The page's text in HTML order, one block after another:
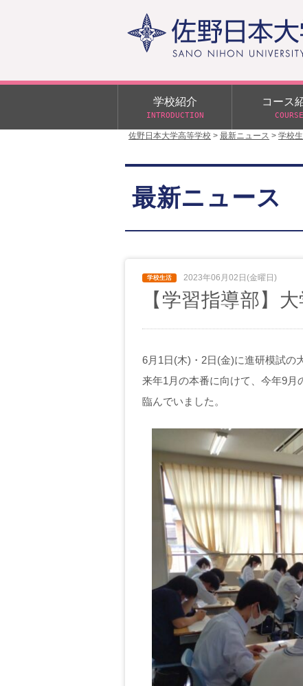
佐野日本大学高等学校 > 最新ニュース > 学校
学校紹介
INTRODUCTION
学校案内
広報佐野日大
コース
COURSE
αクラス
N進学クラス（Nクラス）
スクールバス
学則（令和8年度～）
日大DAY
学校案内パンフレット
サニチヒーローズ
最新ニュース
2023年06月02日(金曜日)
【学習指導部】
6月1日(木)・2日(金)に進研模試の
来年1月の本番に向けて、今年9月
臨んでいました。